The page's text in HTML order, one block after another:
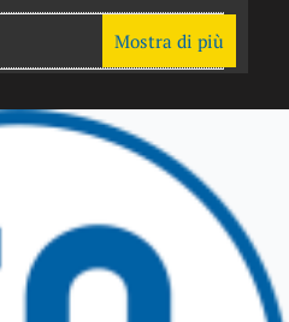
Mostra di più